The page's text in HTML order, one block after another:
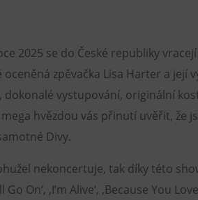
Catering
2025 se do České republiky vracejí
oceněná zpěvačka Lisa Harter a její
dokonalé vystupování, originální
hvězdou vás přinutí uvěřit, že
Divy.
nekoncertuje, tak díky této
On‘, ‚I’m Alive‘, ‚Because You